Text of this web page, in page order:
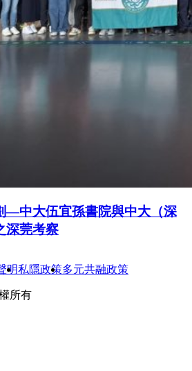
—中大伍宜孫書院與中大（深
深莞考察
明私隱政策多元共融政策
所有